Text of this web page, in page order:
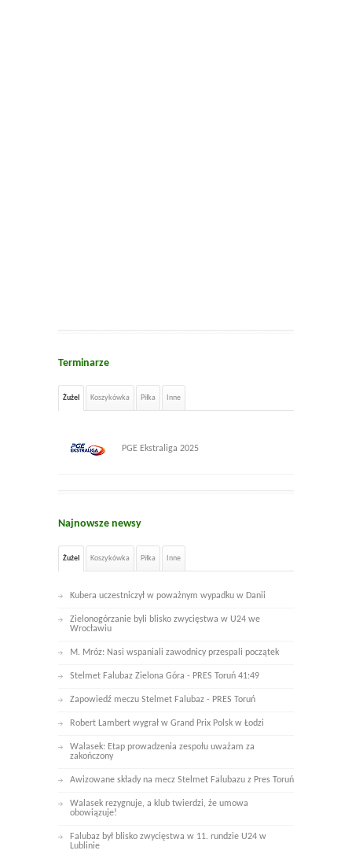
Terminarze
Żużel Koszykówka Piłka Inne
PGE Ekstraliga 2025
Najnowsze newsy
Żużel Koszykówka Piłka Inne
Kubera uczestniczył w poważnym wypadku w Danii
Zielonogórzanie byli blisko zwycięstwa w U24 we
Wrocławiu
M. Mróz: Nasi wspaniali zawodnicy przespali początek
Stelmet Falubaz Zielona Góra - PRES Toruń 41:49
Zapowiedź meczu Stelmet Falubaz - PRES Toruń
Robert Lambert wygrał w Grand Prix Polsk w Łodzi
Walasek: Etap prowadzenia zespołu uważam za
zakończony
Awizowane składy na mecz Stelmet Falubazu z Pres Toruń
Walasek rezygnuje, a klub twierdzi, że umowa
obowiązuje!
Falubaz był blisko zwycięstwa w 11. rundzie U24 w
Lublinie